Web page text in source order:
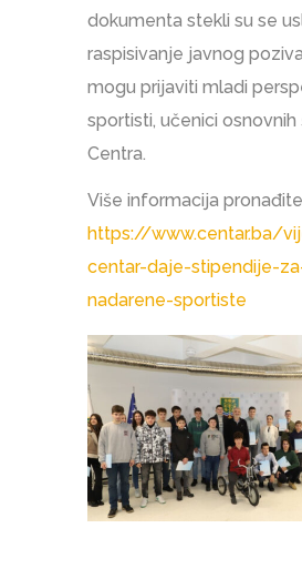
dokumenta stekli su se
raspisivanje javnog
mogu prijaviti mladi
sportisti, učenici osnovnih
Centra.
Više informacija
https://www.centar.ba/
centar-daje-stipendije-
nadarene-sportiste